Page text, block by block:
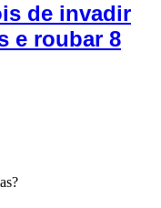
de invadir
e roubar 8